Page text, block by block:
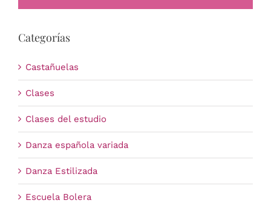
Estudio
Carrito
Categorías
Castañuelas
Clases
Clases del estudio
Danza española variada
Danza Estilizada
Escuela Bolera